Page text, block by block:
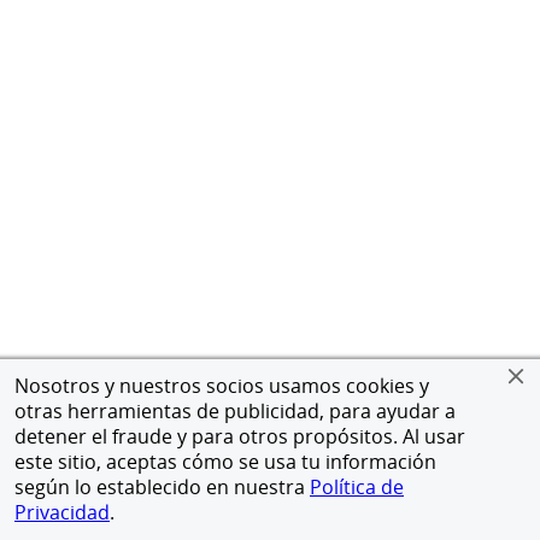
Nosotros y nuestros socios usamos cookies y
otras herramientas de publicidad, para ayudar a
detener el fraude y para otros propósitos. Al usar
este sitio, aceptas cómo se usa tu información
según lo establecido en nuestra Política de
Privacidad.